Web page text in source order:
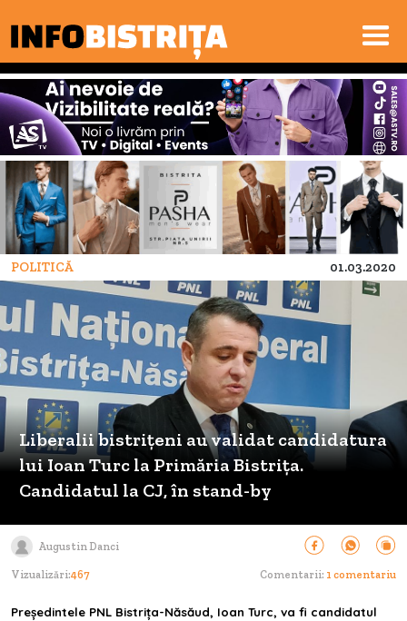
POLITICĂ 01.03.2020
Liberalii bistrițeni au validat candidatura
lui Ioan Turc la Primăria Bistrița.
Candidatul la CJ, în stand-by
Augustin Danci
Vizualizări:467 Comentarii: 1 comentariu
Președintele PNL Bistrița-Năsăud, Ioan Turc, va fi candidatul